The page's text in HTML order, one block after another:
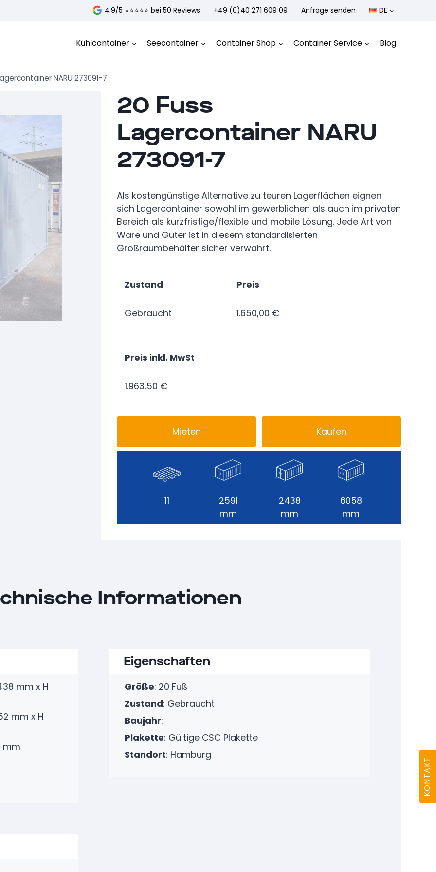
4.9/5 ⭐️⭐️⭐️⭐️⭐️ bei 50 Reviews +49 (0)40 271 609 09 Anfrage senden DE
Kühlcontainer Seecontainer Container Shop Container Service Blog
NARU 273091-7
20 Fuss
Lagercontainer NARU
273091-7
Als kostengünstige Alternative zu teuren Lagerflächen eignen
sich Lagercontainer sowohl im gewerblichen als auch im privaten
Bereich als kurzfristige/flexible und mobile Lösung. Jede Art von
Ware und Güter ist in diesem standardisierten
Großraumbehälter sicher verwahrt.
Zustand
Gebraucht
Preis
1.650,00 €
Preis inkl. MwSt
1.963,50 €
Mieten Kaufen
11
2591
mm
2438
mm
6058
mm
Informationen
mm x H
mm x H
mm
Eigenschaften
Größe: 20 Fuß
Zustand: Gebraucht
Baujahr:
Plakette: Gültige CSC Plakette
Standort: Hamburg
KONTAKT